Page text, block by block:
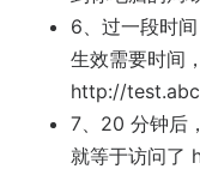
6、过一段时
生效需要时间
http://
7、20 分钟后
就等于访问了